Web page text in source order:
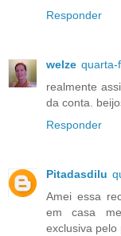
Responder
welze quarta-
realmente
da conta.
Responder
Pitadasdilu
Amei essa
em casa
exclusiva pelo